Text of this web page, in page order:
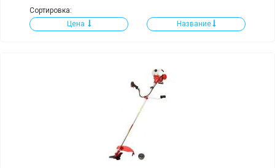
Сортировка:
Цена
Название